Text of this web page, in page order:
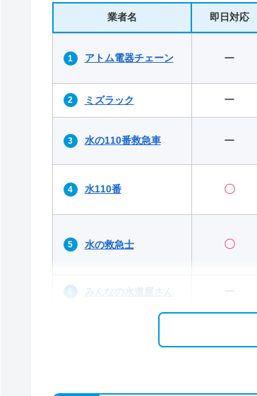
業者名 即日対応
アトム電器チェーン ー
ミズラック ー
水の110番救急車 ー
水110番 〇
水の救急士 〇
みんなの水道屋さん